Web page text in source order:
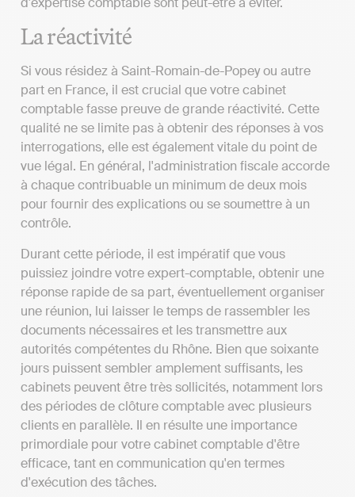
La réactivité
Si vous résidez à Saint-Romain-de-Popey ou autre
part en France, il est crucial que votre cabinet
comptable fasse preuve de grande réactivité. Cette
qualité ne se limite pas à obtenir des réponses à vos
interrogations, elle est également vitale du point de
vue légal. En général, l'administration fiscale accorde
à chaque contribuable un minimum de deux mois
pour fournir des explications ou se soumettre à un
contrôle.
Durant cette période, il est impératif que vous
puissiez joindre votre expert-comptable, obtenir une
réponse rapide de sa part, éventuellement organiser
une réunion, lui laisser le temps de rassembler les
documents nécessaires et les transmettre aux
autorités compétentes du Rhône. Bien que soixante
jours puissent sembler amplement suffisants, les
cabinets peuvent être très sollicités, notamment lors
des périodes de clôture comptable avec plusieurs
clients en parallèle. Il en résulte une importance
primordiale pour votre cabinet comptable d'être
efficace, tant en communication qu'en termes
d'exécution des tâches.